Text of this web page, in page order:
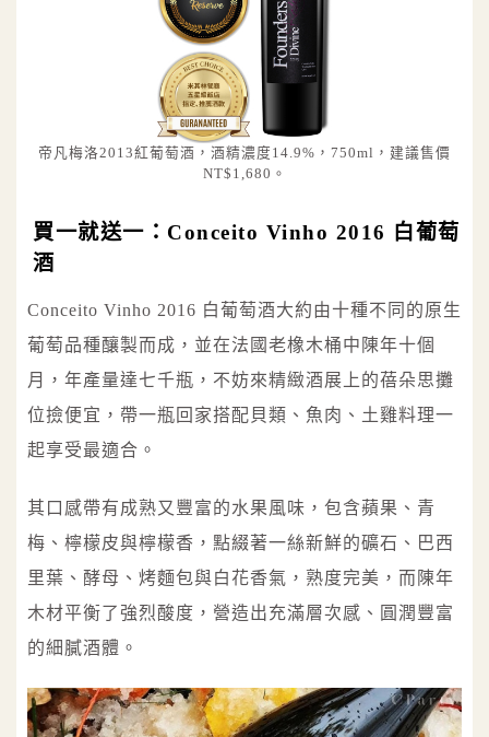
帝凡梅洛2013紅葡萄酒，酒精濃度14.9%，750ml，建議售價
NT$1,680。
買一就送一：Conceito Vinho 2016 白葡萄
酒
Conceito Vinho 2016 白葡萄酒大約由十種不同的原生
葡萄品種釀製而成，並在法國老橡木桶中陳年十個
月，年產量達七千瓶，不妨來精緻酒展上的蓓朵思攤
位撿便宜，帶一瓶回家搭配貝類、魚肉、土雞料理一
起享受最適合。
其口感帶有成熟又豐富的水果風味，包含蘋果、青
梅、檸檬皮與檸檬香，點綴著一絲新鮮的礦石、巴西
里葉、酵母、烤麵包與白花香氣，熟度完美，而陳年
木材平衡了強烈酸度，營造出充滿層次感、圓潤豐富
的細膩酒體。